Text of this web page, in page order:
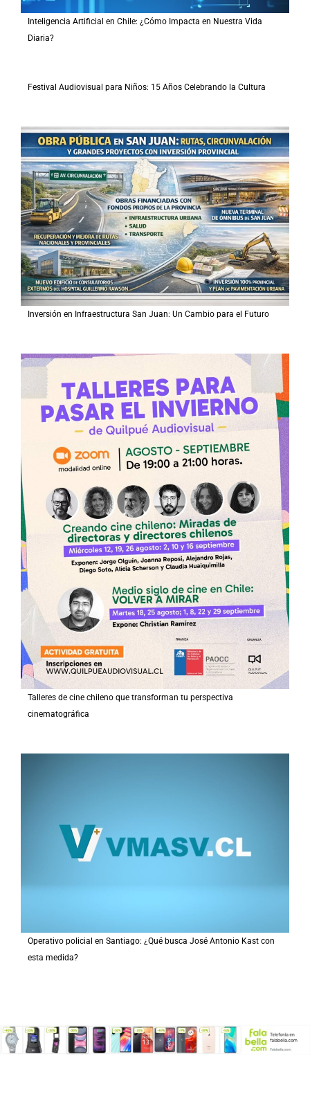
Inteligencia Artificial en Chile: ¿Cómo Impacta en Nuestra Vida
Diaria?
Festival Audiovisual para Niños: 15 Años Celebrando la Cultura
Inversión en Infraestructura San Juan: Un Cambio para el Futuro
Talleres de cine chileno que transforman tu perspectiva
cinematográfica
Operativo policial en Santiago: ¿Qué busca José Antonio Kast con
esta medida?